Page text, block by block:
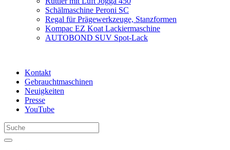
Schälmaschine Peroni SC
Regal für Prägewerkzeuge, Stanzformen
Kompac EZ Koat Lackiermaschine
AUTOBOND SUV Spot-Lack
Kontakt
Gebrauchtmaschinen
Neuigkeiten
Presse
YouTube